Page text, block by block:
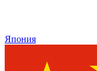
Япония